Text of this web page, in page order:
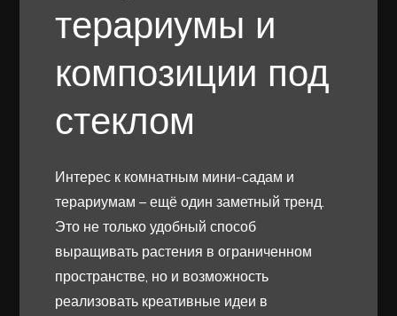
терариумы и
композиции под
стеклом
Интерес к комнатным мини-садам и
терариумам – ещё один заметный тренд.
Это не только удобный способ
выращивать растения в ограниченном
пространстве, но и возможность
реализовать креативные идеи в